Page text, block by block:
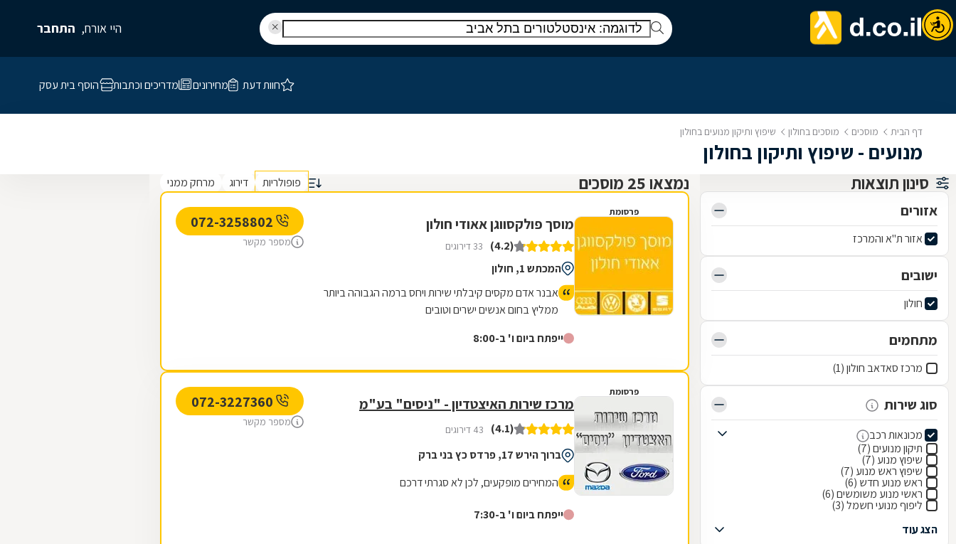
היי אורח, התחבר
חוות דעת מחירונים מדריכים וכתבות הוסף בית עסק
דף הבית מוסכים מוסכים בחולון שיפוץ ותיקון מנועים בחולון
מנועים - שיפוץ ותיקון בחולון
סינון תוצאות
אזורים
אזור ת"א והמרכז
ישובים
חולון
מתחמים
מרכז סאדאב חולון (1)
סוג שירות
מכונאות רכב
תיקון מנועים (7)
שיפוץ מנוע (7)
שיפוץ ראש מנוע (7)
ראש מנוע חדש (6)
ראשי מנוע משומשים (6)
ליפוף מנועי חשמל (3)
הצג עוד
נמצאו 25 מוסכים פופולריות דירוג מרחק ממני
פרסומת
מוסך פולקסווגן אאודי חולון
(4.2) 33 דירוגים
המכתש 1, חולון
אבנר אדם מקסים קיבלתי שירות ויחס ברמה הגבוהה ביותר
ממליץ בחום אנשים ישרים וטובים
ייפתח ביום ו' ב-8:00
מספר מקשר
פרסומת
מרכז שירות האיצטדיון - "ניסים" בע"מ
(4.1) 43 דירוגים
ברוך הירש 17, פרדס כץ בני ברק
המחירים מופקעים, לכן לא סגרתי דרכם
ייפתח ביום ו' ב-7:30
מספר מקשר